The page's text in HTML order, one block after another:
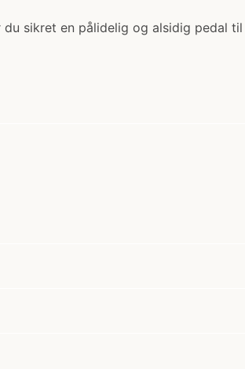
du sikret en pålidelig og alsidig pedal